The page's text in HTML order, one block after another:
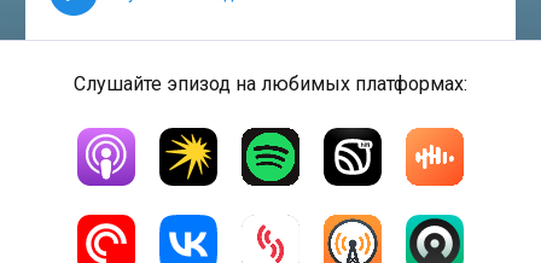
Слушайте эпизод на любимых платформах: